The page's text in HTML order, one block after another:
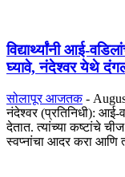
विद्यार्थ्यांनी आई-
घ्यावे, नंदेश्वर येथे
सोलापूर आजतक -
नंदेश्वर (प्रतिनिधी): आई-
देतात. त्यांच्या कष्टांचे
स्वप्नांचा आदर करा आणि